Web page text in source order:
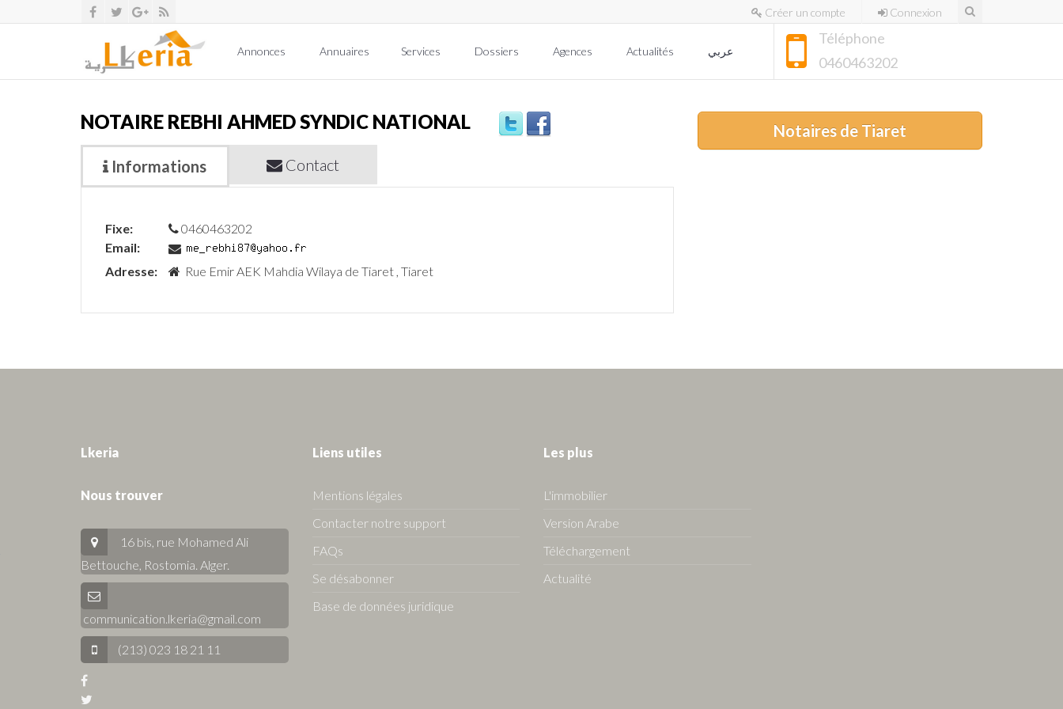
Créer un compte Connexion
Téléphone
0460463202
Annonces Annuaires Services Dossiers Agences Actualités
NOTAIRE REBHI AHMED SYNDIC NATIONAL
Informations Contact
Fixe:
0460463202
Email:
Adresse:
Rue Emir AEK Mahdia Wilaya de Tiaret , Tiaret
Notaires de Tiaret
Lkeria
Nous trouver
16 bis, rue Mohamed Ali
Bettouche, Rostomia. Alger.
communication.lkeria@gmail.com
(213) 023 18 21 11
Liens utiles
Mentions légales
Contacter notre support
FAQs
Se désabonner
Base de données juridique
Les plus
L'immobilier
Version Arabe
Téléchargement
Actualité